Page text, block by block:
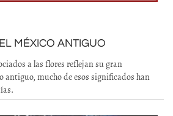
MÉXICO ANTIGUO
a las flores reflejan su gran
antiguo, mucho de esos significados han